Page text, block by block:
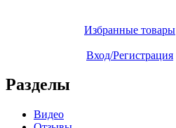
Избранные товары
Вход/Регистрация
Разделы
Видео